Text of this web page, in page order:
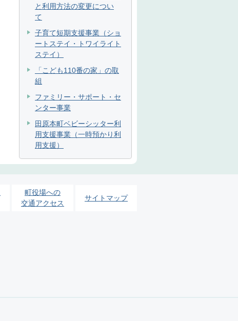
と利用方法の変更につい
て
子育て短期支援事業（ショ
ートステイ・トワイライト
ステイ）
「こども110番の家」の取
組
ファミリー・サポート・セ
ンター事業
田原本町ベビーシッター利
用支援事業（一時預かり利
用支援）
町役場への
交通アクセス
サイトマップ